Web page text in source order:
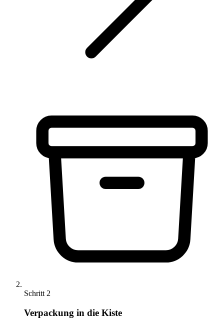
Schritt 2
Verpackung in die Kiste